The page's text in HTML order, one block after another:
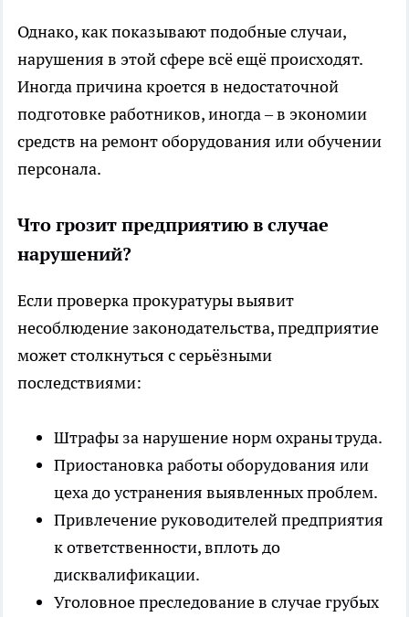
Однако, как показывают подобные случаи,
нарушения в этой сфере всё ещё происходят.
Иногда причина кроется в недостаточной
подготовке работников, иногда – в экономии
средств на ремонт оборудования или обучении
персонала.
Что грозит предприятию в случае
нарушений?
Если проверка прокуратуры выявит
несоблюдение законодательства, предприятие
может столкнуться с серьёзными
последствиями:
Штрафы за нарушение норм охраны труда.
Приостановка работы оборудования или
цеха до устранения выявленных проблем.
Привлечение руководителей предприятия
к ответственности, вплоть до
дисквалификации.
Уголовное преследование в случае грубых